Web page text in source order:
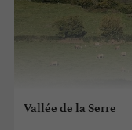
Vallée de la Serre